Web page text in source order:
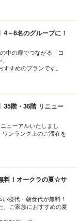
4～6名のグループに！
中の扉でつながる「コ
すめのプランです。
35階・36階 リニュー
ューアルいたしまし
ンランク上のご滞在を
料！オークラの夏☆サ
寝代・朝食代が無料！
、ご家族におすすめの夏